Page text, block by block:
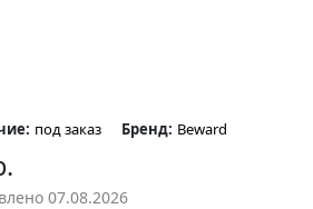
под заказ Бренд: Beward
07.08.2026